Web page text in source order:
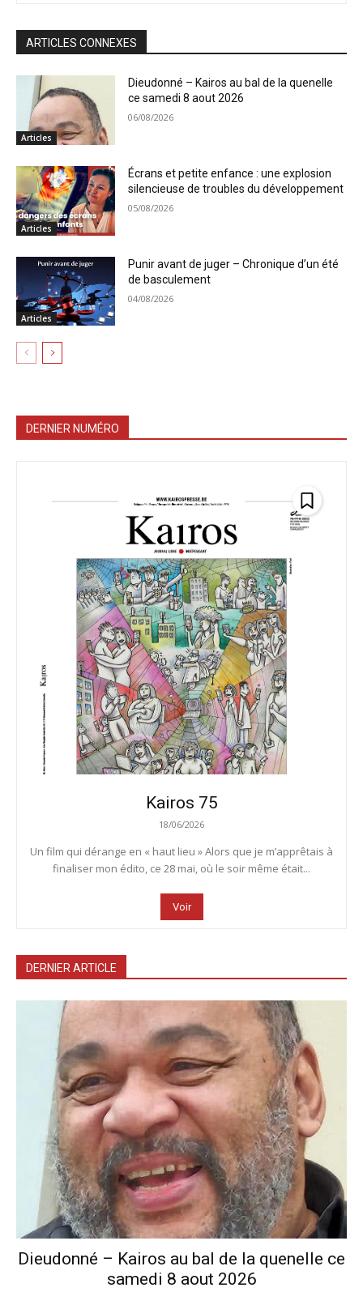
ARTICLES CONNEXES
Articles
Dieudonné – Kairos au bal de la quenelle
ce samedi 8 aout 2026
06/08/2026
Articles
Écrans et petite enfance : une explosion
silencieuse de troubles du développement
05/08/2026
Articles
Punir avant de juger – Chronique d’un été
de basculement
04/08/2026
DERNIER NUMÉRO
Kairos 75
18/06/2026
Un film qui dérange en « haut lieu » Alors que je m’apprêtais à
finaliser mon édito, ce 28 mai, où le soir même était...
Voir
DERNIER ARTICLE
Dieudonné – Kairos au bal de la quenelle ce
samedi 8 aout 2026